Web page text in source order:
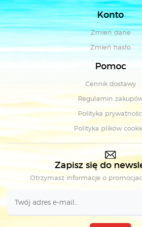
Konto
Zmień dane
Zmień hasło
Pomoc
Cennik dostawy
Regulamin
Polityka
Polityka plików
Zapisz się do
Otrzymasz informacje o